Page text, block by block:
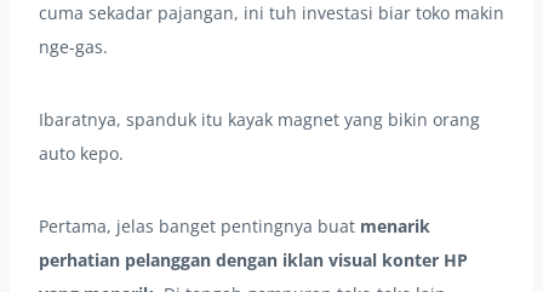
cuma sekadar pajangan, ini tuh investasi biar toko makin
nge-gas.
Ibaratnya, spanduk itu kayak magnet yang bikin orang
auto kepo.
Pertama, jelas banget pentingnya buat menarik
perhatian pelanggan dengan iklan visual konter HP